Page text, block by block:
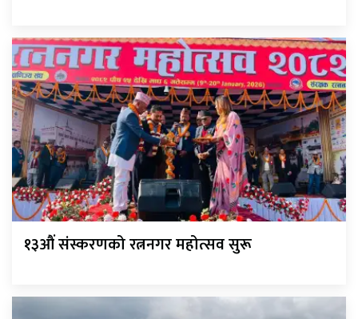
१३औं संस्करणको रत्ननगर महोत्सव सुरू